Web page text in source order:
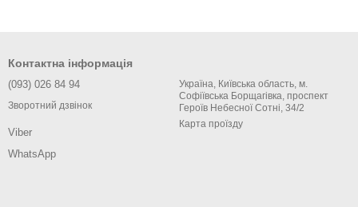
Контактна інформація
(093) 026 84 94
Зворотний дзвінок
Viber
WhatsApp
Україна, Київська область, м.
Софіївська Борщагівка, проспект
Героїв Небесної Сотні, 34/2
Карта проїзду